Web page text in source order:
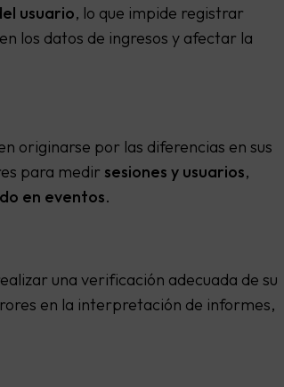
usuario, lo que impide registrar
los datos de ingresos y afectar la
originarse por las diferencias en sus
para medir sesiones y usuarios,
en eventos.
una verificación adecuada de su
en la interpretación de informes,